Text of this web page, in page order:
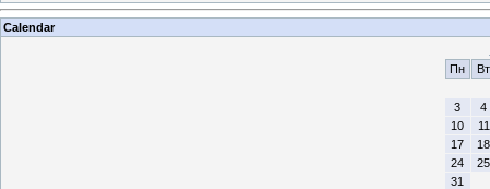
Calendar
Пн
Вт
3
4
10
11
17
18
24
25
31